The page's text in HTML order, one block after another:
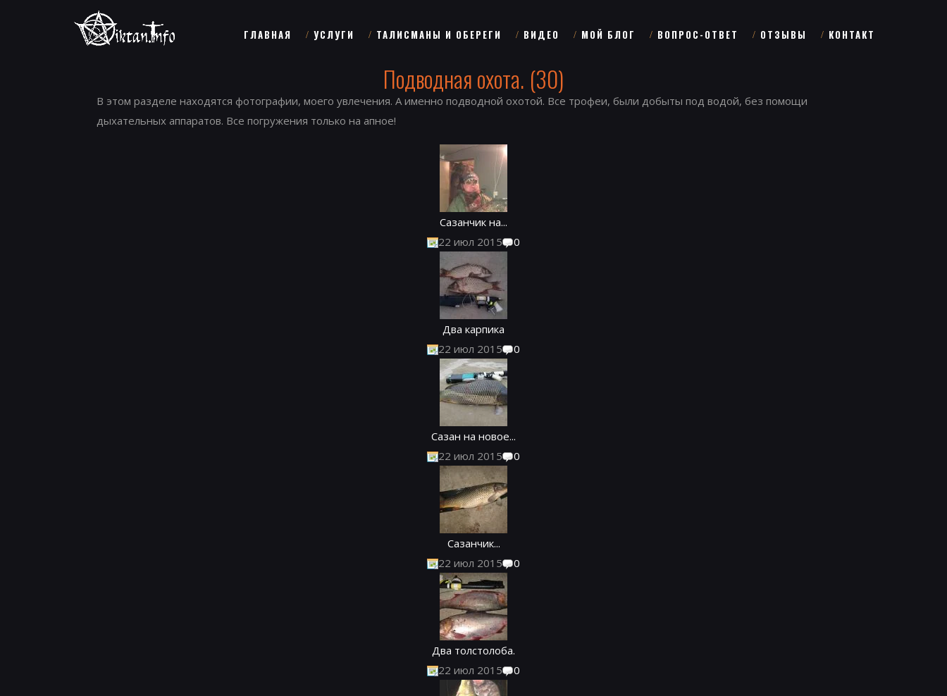
ГЛАВНАЯ УСЛУГИ ТАЛИСМАНЫ И ОБЕРЕГИ ВИДЕО МОЙ БЛОГ ВОПРОС-ОТВЕТ ОТЗЫВЫ КОНТАКТ
Подводная охота. (30)
В этом разделе находятся фотографии, моего увлечения. А именно подводной охотой. Все трофеи, были добыты под водой, без помощи
дыхательных аппаратов. Все погружения только на апное!
Сазанчик на...
22 июл 2015
0
Два карпика
22 июл 2015
0
Сазан на новое...
22 июл 2015
0
Сазанчик...
22 июл 2015
0
Два толстолоба.
22 июл 2015
0